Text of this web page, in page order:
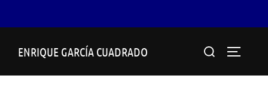
ENRIQUE GARCÍA CUADRADO Buscar: